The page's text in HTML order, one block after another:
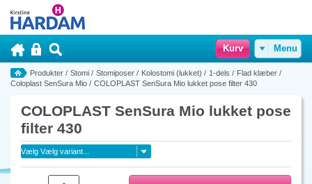
Kurv Menu
Produkter / Stomi / Stomiposer / Kolostomi (lukket) / 1-dels / Flad klæber /
Coloplast SenSura Mio / COLOPLAST SenSura Mio lukket pose filter 430
COLOPLAST SenSura Mio lukket pose
filter 430